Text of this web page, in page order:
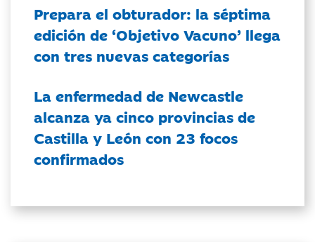
Prepara el obturador: la séptima
edición de ‘Objetivo Vacuno’ llega
con tres nuevas categorías
La enfermedad de Newcastle
alcanza ya cinco provincias de
Castilla y León con 23 focos
confirmados